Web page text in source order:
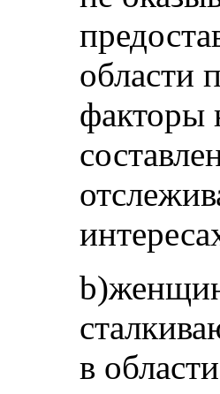
области
факторы
в